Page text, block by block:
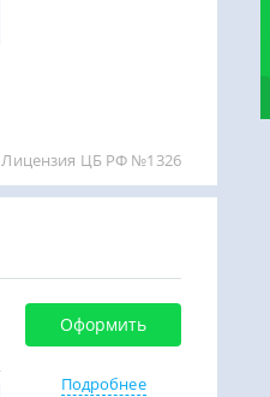
Лицензия ЦБ РФ №1326
Оформить
Подробнее